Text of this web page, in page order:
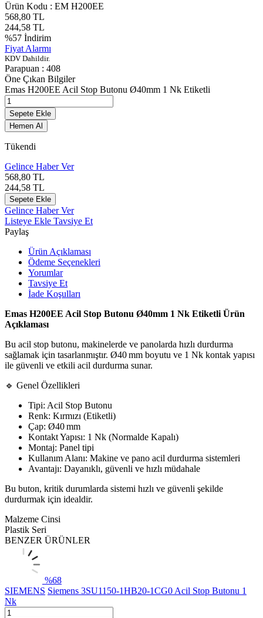
Ürün Kodu : EM H200EE
568,80 TL
244,58 TL
%57 İndirim
Fiyat Alarmı
KDV Dahildir.
Parapuan : 408
Öne Çıkan Bilgiler
Emas H200EE Acil Stop Butonu Ø40mm 1 Nk Etiketli
Sepete Ekle
Hemen Al
Tükendi
Gelince Haber Ver
568,80 TL
244,58 TL
Sepete Ekle
Gelince Haber Ver
Listeye Ekle Tavsiye Et
Paylaş
Ürün Açıklaması
Ödeme Seçenekleri
Yorumlar
Tavsiye Et
İade Koşulları
Emas H200EE Acil Stop Butonu Ø40mm 1 Nk Etiketli Ürün
Açıklaması
Bu acil stop butonu, makinelerde ve panolarda hızlı durdurma
sağlamak için tasarlanmıştır. Ø40 mm boyutu ve 1 Nk kontak yapısı
ile güvenli ve etkili acil durdurma sunar.
🔹 Genel Özellikleri
Tipi: Acil Stop Butonu
Renk: Kırmızı (Etiketli)
Çap: Ø40 mm
Kontakt Yapısı: 1 Nk (Normalde Kapalı)
Montaj: Panel tipi
Kullanım Alanı: Makine ve pano acil durdurma sistemleri
Avantajı: Dayanıklı, güvenli ve hızlı müdahale
Bu buton, kritik durumlarda sistemi hızlı ve güvenli şekilde
durdurmak için idealdir.
Malzeme Cinsi
Plastik Seri
BENZER ÜRÜNLER
%68
SIEMENS Siemens 3SU1150-1HB20-1CG0 Acil Stop Butonu 1
Nk